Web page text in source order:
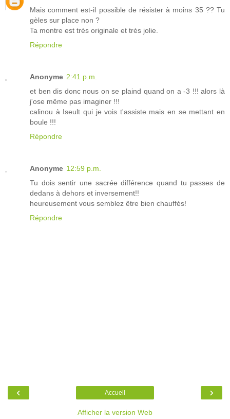
Mais comment est-il possible de résister à moins 35 ?? Tu
gèles sur place non ?
Ta montre est trés originale et très jolie.
Répondre
Anonyme 2:41 p.m.
et ben dis donc nous on se plaind quand on a -3 !!! alors là
j'ose même pas imaginer !!!
calinou à Iseult qui je vois t'assiste mais en se mettant en
boule !!!
Répondre
Anonyme 12:59 p.m.
Tu dois sentir une sacrée différence quand tu passes de
dedans à dehors et inversement!!
heureusement vous semblez être bien chauffés!
Répondre
‹ ›
Accueil
Afficher la version Web